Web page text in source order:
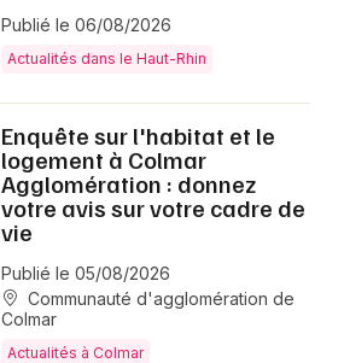
Publié le 06/08/2026
Actualités dans le Haut-Rhin
Enquête sur l'habitat et le
logement à Colmar
Agglomération : donnez
votre avis sur votre cadre de
vie
Publié le 05/08/2026
Communauté d'agglomération de
Colmar
Actualités à Colmar